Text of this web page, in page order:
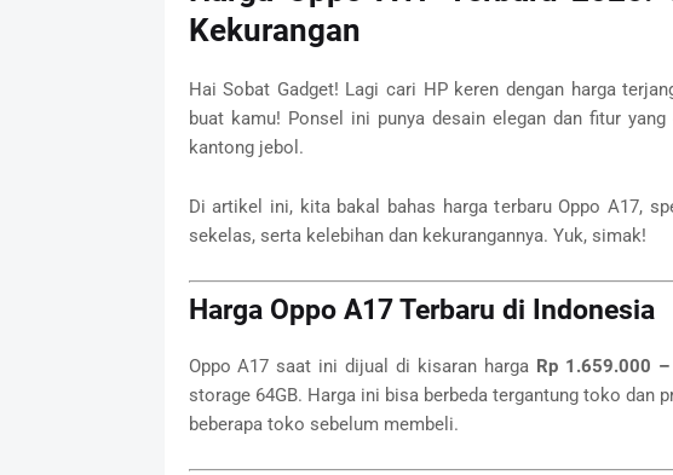
Kekurangan
Hai Sobat Gadget! Lagi cari HP keren dengan harga
buat kamu! Ponsel ini punya desain elegan dan fitur
kantong jebol.
Di artikel ini, kita bakal bahas harga terbaru Oppo A17,
sekelas, serta kelebihan dan kekurangannya. Yuk, simak!
Harga Oppo A17 Terbaru di Indonesia
Oppo A17 saat ini dijual di kisaran harga Rp 1.659.000
storage 64GB. Harga ini bisa berbeda tergantung toko dan
beberapa toko sebelum membeli.